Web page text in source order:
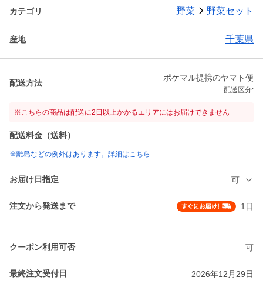
カテゴリ 野菜 野菜セット
産地 千葉県
配送方法
ポケマル提携のヤマト便
配送区分:
※こちらの商品は配送に2日以上かかるエリアにはお届けできません
配送料金（送料）
※離島などの例外はあります。詳細はこちら
お届け日指定 可
注文から発送まで 1日
クーポン利用可否 可
最終注文受付日 2026年12月29日